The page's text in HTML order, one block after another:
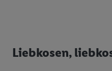
Liebkosen,